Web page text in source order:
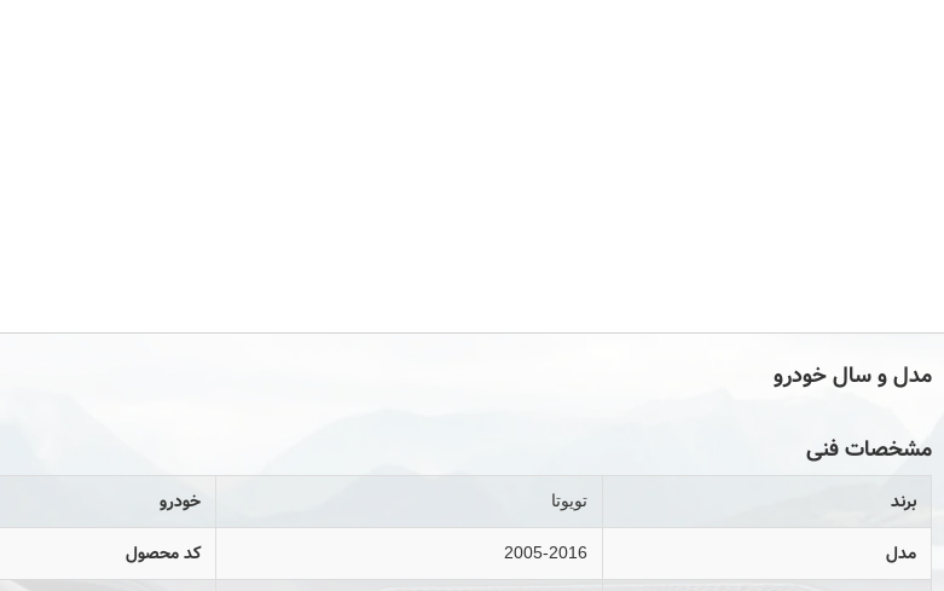
مدل و سال خودرو
مشخصات فنی
برند تویوتا خودرو
مدل 2005-2016 کد محصول